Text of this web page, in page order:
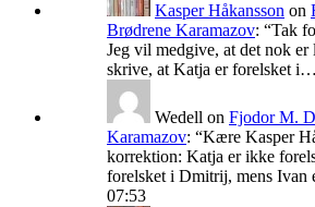
Kasper Håkansson on
Brødrene Karamazov: “Tak
Jeg vil medgive, at det nok
skrive, at Katja er forelsket i…
Wedell on Fjodor M.
Karamazov: “Kære Kasper
korrektion: Katja er ikke
forelsket i Dmitrij, mens
07:53